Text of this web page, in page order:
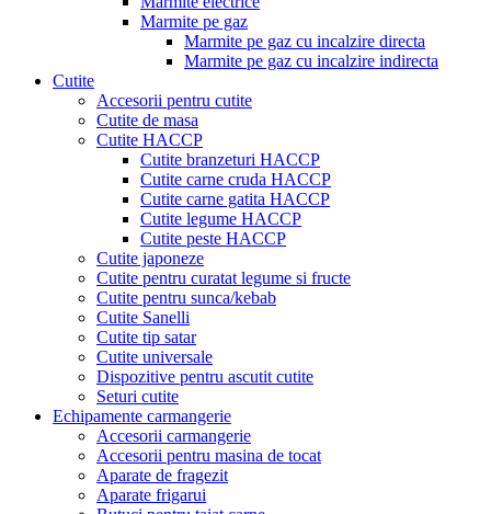
Marmite pe gaz
Marmite pe gaz cu incalzire directa
Marmite pe gaz cu incalzire indirecta
Cutite
Accesorii pentru cutite
Cutite de masa
Cutite HACCP
Cutite branzeturi HACCP
Cutite carne cruda HACCP
Cutite carne gatita HACCP
Cutite legume HACCP
Cutite peste HACCP
Cutite japoneze
Cutite pentru curatat legume si fructe
Cutite pentru sunca/kebab
Cutite Sanelli
Cutite tip satar
Cutite universale
Dispozitive pentru ascutit cutite
Seturi cutite
Echipamente carmangerie
Accesorii carmangerie
Accesorii pentru masina de tocat
Aparate de fragezit
Aparate frigarui